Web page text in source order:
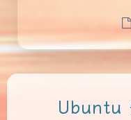
Ubuntu